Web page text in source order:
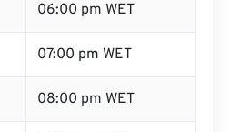
06:00 pm WET
07:00 pm WET
08:00 pm WET